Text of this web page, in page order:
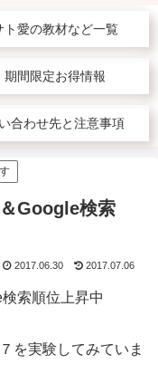
ト愛の教材など一覧
期間限定お得情報
合わせ先と注意事項
Google検索
2017.06.30 2017.07.06
索順位上昇中
を実験してみていま